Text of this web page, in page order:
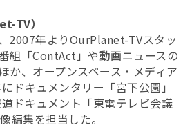
TV）
2007年よりOurPlanet-TVスタッ
組「ContAct」や動画ニュースの
か、オープンスペース・メディア
ドキュメンタリー「宮下公園」
ドキュメント「東電テレビ会議
編集を担当した。